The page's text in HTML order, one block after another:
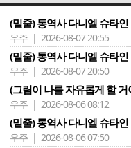
(밑줄) 통역사 다니엘 슈타인
우주 | 2026-08-07 20:55
(밑줄) 통역사 다니엘 슈타인
우주 | 2026-08-07 20:50
(그림이 나를 자유롭게 할 거
우주 | 2026-08-06 08:12
(밑줄) 통역사 다니엘 슈타인
우주 | 2026-08-06 07:50